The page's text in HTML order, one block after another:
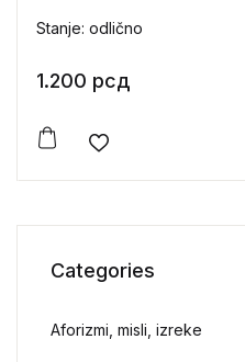
Stanje: odlično
1.200 рсд
Add to wishlist
Categories
Aforizmi, misli, izreke